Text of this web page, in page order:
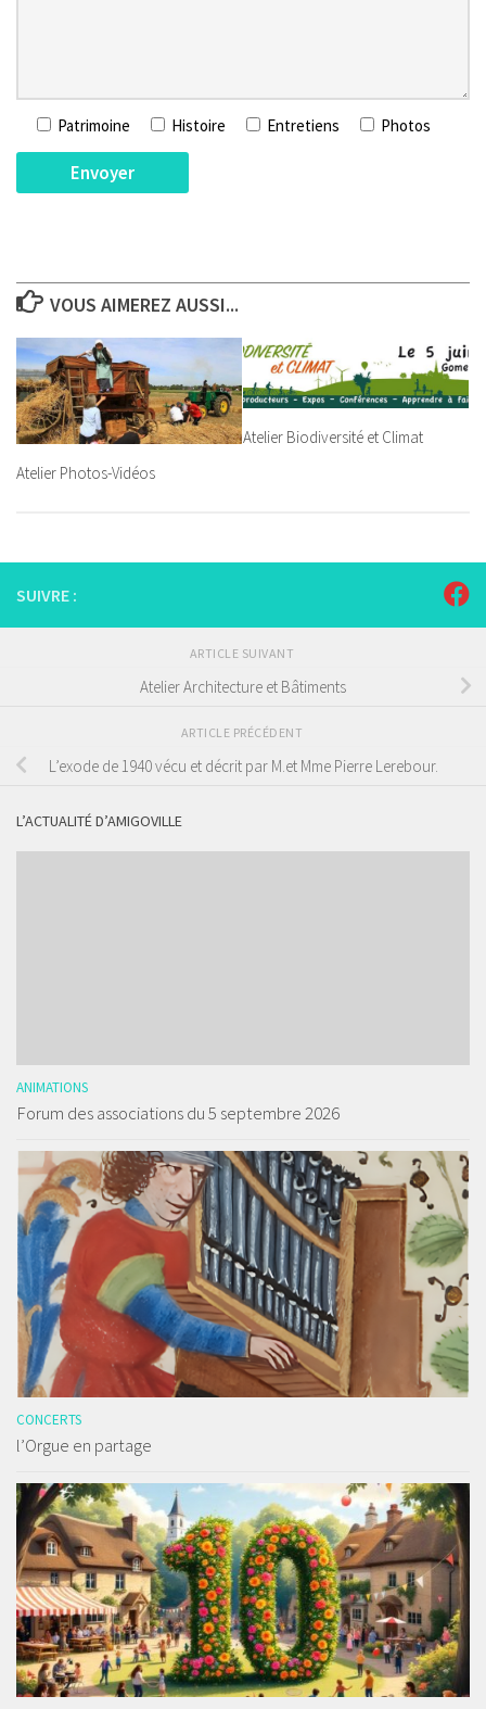
Patrimoine Histoire Entretiens Photos
VOUS AIMEREZ AUSSI...
Atelier Photos-Vidéos
Atelier Biodiversité et Climat
SUIVRE :
ARTICLE SUIVANT
Atelier Architecture et Bâtiments
ARTICLE PRÉCÉDENT
L’exode de 1940 vécu et décrit par M.et Mme Pierre Lerebour.
L’ACTUALITÉ D’AMIGOVILLE
ANIMATIONS
Forum des associations du 5 septembre 2026
CONCERTS
l’Orgue en partage